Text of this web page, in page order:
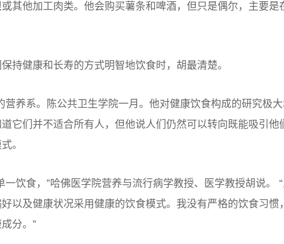
其他加工肉类。他会购买薯条和啤酒，但只是偶尔，主要是
持健康和长寿的方式明智地饮食时，胡最清楚。
营养系。陈公共卫生学院一月。他对健康饮食构成的研究极
它们并不适合所有人，但他说人们仍然可以转向既能吸引他
。
一饮食，”哈佛医学院营养与流行病学教授、医学教授胡说。
以及健康状况采用健康的饮食模式。我没有严格的饮食习惯
分。”